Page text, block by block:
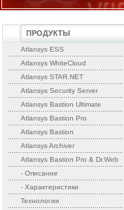
ПРОДУКТЫ
Atlansys ESS
Atlansys WhiteCloud
Atlansys STAR.NET
Atlansys Security Server
Atlansys Bastion Ultimate
Atlansys Bastion Pro
Atlansys Bastion
Atlansys Archiver
Atlansys Bastion Pro & Dr.Web
- Описание
- Характеристики
Технологии